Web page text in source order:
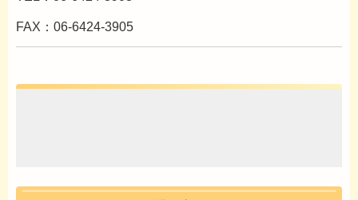
FAX：06-6424-3905